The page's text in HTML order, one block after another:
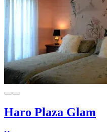
Haro Plaza Glam